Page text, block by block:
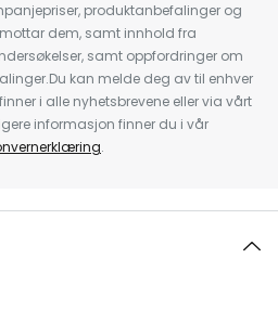
produktanbefalinger og
dem, samt innhold fra
samt oppfordringer om
kan melde deg av til enhver
i alle nyhetsbrevene eller via vårt
informasjon finner du i vår
.